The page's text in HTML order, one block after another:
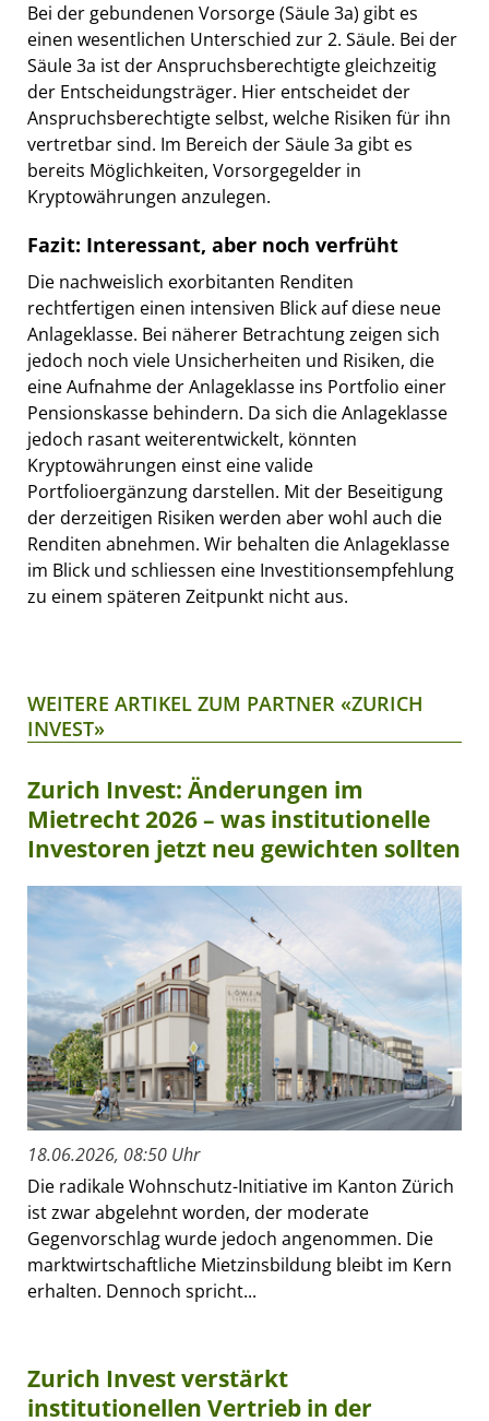
Bei der gebundenen Vorsorge (Säule 3a) gibt es
einen wesentlichen Unterschied zur 2. Säule. Bei der
Säule 3a ist der Anspruchsberechtigte gleichzeitig
der Entscheidungsträger. Hier entscheidet der
Anspruchsberechtigte selbst, welche Risiken für ihn
vertretbar sind. Im Bereich der Säule 3a gibt es
bereits Möglichkeiten, Vorsorgegelder in
Kryptowährungen anzulegen.
Fazit: Interessant, aber noch verfrüht
Die nachweislich exorbitanten Renditen
rechtfertigen einen intensiven Blick auf diese neue
Anlageklasse. Bei näherer Betrachtung zeigen sich
jedoch noch viele Unsicherheiten und Risiken, die
eine Aufnahme der Anlageklasse ins Portfolio einer
Pensionskasse behindern. Da sich die Anlageklasse
jedoch rasant weiterentwickelt, könnten
Kryptowährungen einst eine valide
Portfolioergänzung darstellen. Mit der Beseitigung
der derzeitigen Risiken werden aber wohl auch die
Renditen abnehmen. Wir behalten die Anlageklasse
im Blick und schliessen eine Investitionsempfehlung
zu einem späteren Zeitpunkt nicht aus.
WEITERE ARTIKEL ZUM PARTNER «ZURICH
INVEST»
Zurich Invest: Änderungen im
Mietrecht 2026 – was institutionelle
Investoren jetzt neu gewichten sollten
18.06.2026, 08:50 Uhr
Die radikale Wohnschutz-Initiative im Kanton Zürich
ist zwar abgelehnt worden, der moderate
Gegenvorschlag wurde jedoch angenommen. Die
marktwirtschaftliche Mietzinsbildung bleibt im Kern
erhalten. Dennoch spricht...
Zurich Invest verstärkt
institutionellen Vertrieb in der